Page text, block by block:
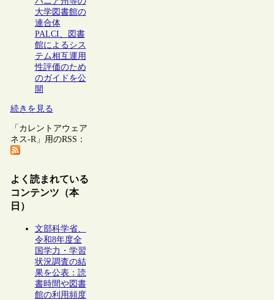
大学図書館の
連合体
PALCI、図書
館によるシス
テム相互運用
性評価のため
のガイドを公
開
続きを見る
「カレントアウェア
ネス-R」用のRSS：
よく読まれている
コンテンツ（本
日）
文部科学省、
令和8年度全
国学力・学習
状況調査の結
果を公表：読
書時間や図書
館の利用頻度